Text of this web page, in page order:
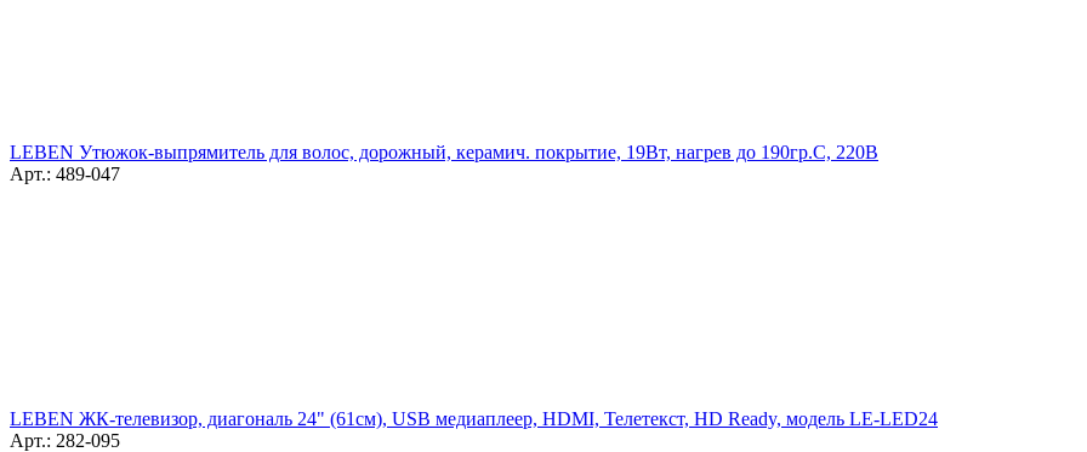
LEBEN Утюжок-выпрямитель для волос, дорожный, керамич. покрытие, 19Вт, нагрев до 190гр.С, 220В
Арт.: 489-047
LEBEN ЖК-телевизор, диагональ 24" (61см), USB медиаплеер, HDMI, Телетекст, HD Ready, модель LE-LED24
Арт.: 282-095